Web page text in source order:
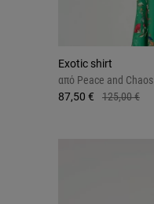
Exotic shirt
από Peace and Chaos
87,50 €
125,00 €